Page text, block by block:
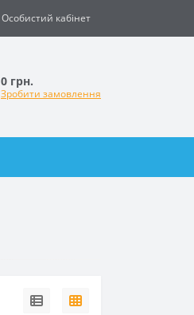
Особистий кабінет
0 грн.
Зробити замовлення